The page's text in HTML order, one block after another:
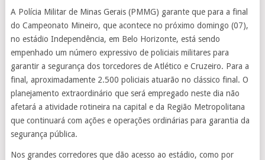
A Polícia Militar de Minas Gerais (PMMG) garante que para a final
do Campeonato Mineiro, que acontece no próximo domingo (07),
no estádio Independência, em Belo Horizonte, está sendo
empenhado um número expressivo de policiais militares para
garantir a segurança dos torcedores de Atlético e Cruzeiro. Para a
final, aproximadamente 2.500 policiais atuarão no clássico final. O
planejamento extraordinário que será empregado neste dia não
afetará a atividade rotineira na capital e da Região Metropolitana
que continuará com ações e operações ordinárias para garantia da
segurança pública.
Nos grandes corredores que dão acesso ao estádio, como por